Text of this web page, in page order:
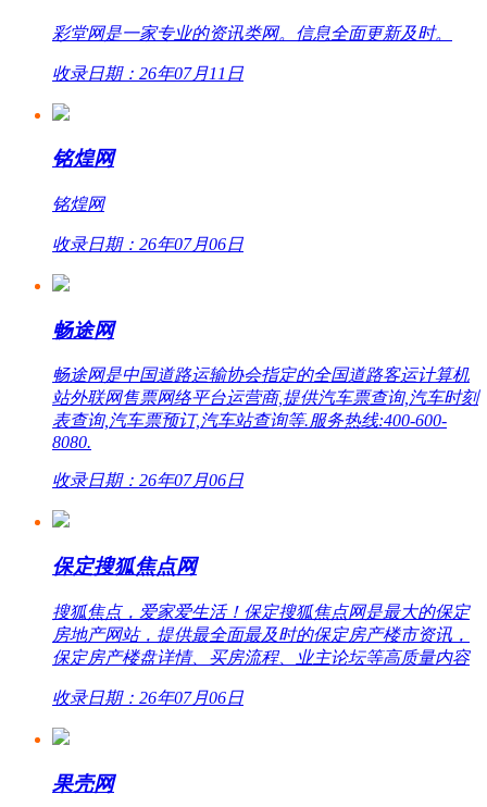
彩堂网是一家专业的资讯类网。信息全面更新及时。
收录日期：26年07月11日
铭煌网
铭煌网
收录日期：26年07月06日
畅途网
畅途网是中国道路运输协会指定的全国道路客运计算机
站外联网售票网络平台运营商,提供汽车票查询,汽车时刻
表查询,汽车票预订,汽车站查询等.服务热线:400-600-
8080.
收录日期：26年07月06日
保定搜狐焦点网
搜狐焦点，爱家爱生活！保定搜狐焦点网是最大的保定
房地产网站，提供最全面最及时的保定房产楼市资讯，
保定房产楼盘详情、买房流程、业主论坛等高质量内容
收录日期：26年07月06日
果壳网